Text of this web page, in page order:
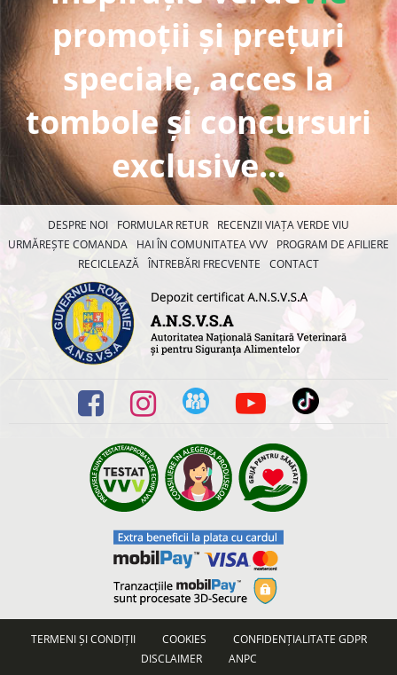
promoții și prețuri
speciale, acces la
tombole și concursuri
exclusive...
DESPRE NOI FORMULAR RETUR
RECENZII VIAȚA VERDE VIU
URMĂREȘTE COMANDA
HAI ÎN COMUNITATEA VVV
PROGRAM DE AFILIERE
RECICLEAZĂ ÎNTREBĂRI FRECVENTE CONTACT
TERMENI ȘI CONDIȚII COOKIES
CONFIDENȚIALITATE GDPR
DISCLAIMER
ANPC